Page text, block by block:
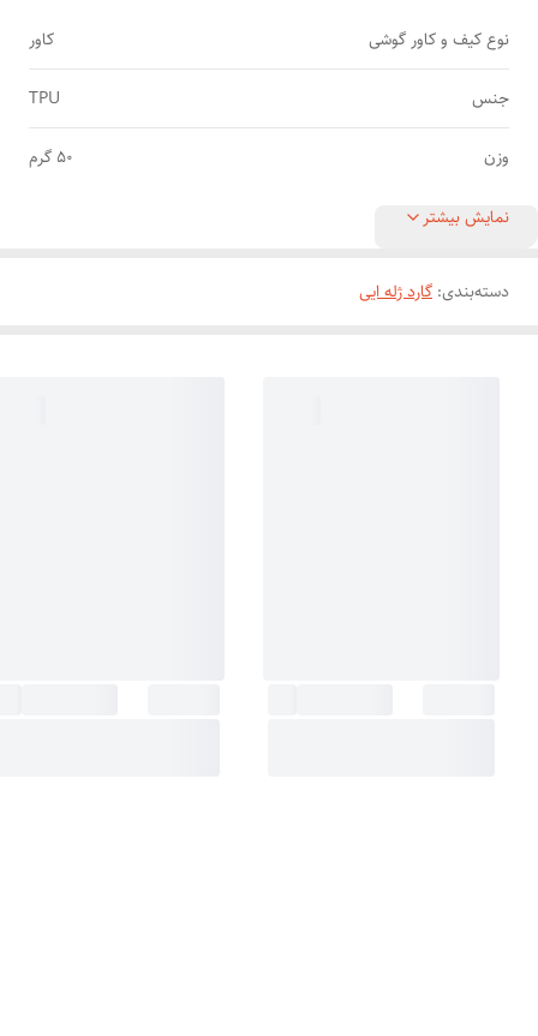
نوع کیف و کاور گوشی کاور
جنس TPU
وزن 50 گرم
نمایش بیشتر
دسته‌بندی: گارد ژله ایی